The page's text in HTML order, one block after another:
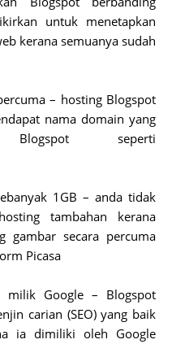
untuk menetapkan
kerana semuanya sudah
– hosting Blogspot
nama domain yang
seperti
1GB – anda tidak
tambahan kerana
gambar secara percuma
Picasa
milik Google – Blogspot
carian (SEO) yang baik
ia dimiliki oleh Google